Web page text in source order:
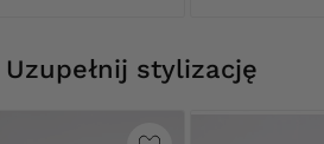
Uzupełnij stylizację